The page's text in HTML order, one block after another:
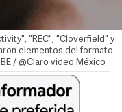
"REC", "Cloverfield" y
elementos del formato
/ @Claro video México